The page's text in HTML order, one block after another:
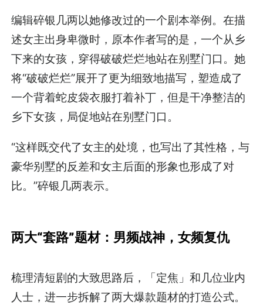
编辑碎银几两以她修改过的一个剧本举例。在描
述女主出身卑微时，原本作者写的是，一个从乡
下来的女孩，穿得破破烂烂地站在别墅门口。她
将“破破烂烂”展开了更为细致地描写，塑造成了
一个背着蛇皮袋衣服打着补丁，但是干净整洁的
乡下女孩，局促地站在别墅门口。
“这样既交代了女主的处境，也写出了其性格，与
豪华别墅的反差和女主后面的形象也形成了对
比。”碎银几两表示。
两大“套路”题材：男频战神，女频复仇
梳理清短剧的大致思路后，「定焦」和几位业内
人士，进一步拆解了两大爆款题材的打造公式。